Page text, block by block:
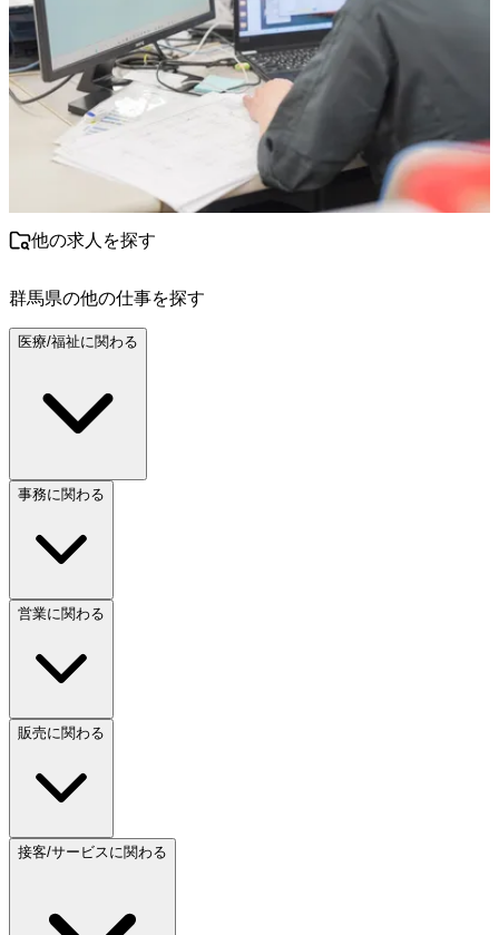
他の求人を探す
群馬県の他の仕事を探す
医療/福祉に関わる
事務に関わる
営業に関わる
販売に関わる
接客/サービスに関わる